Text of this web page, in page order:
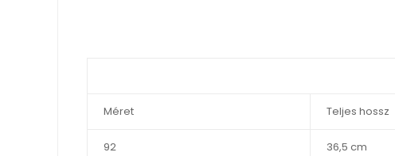
Méret Teljes hossz
92 36,5 cm